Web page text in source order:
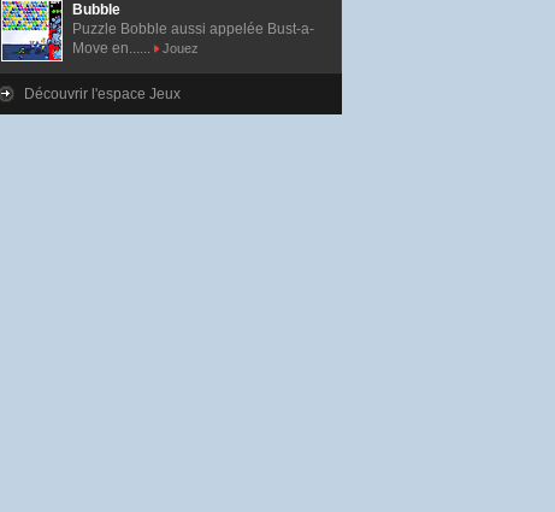
Bubble
Puzzle Bobble aussi appelée Bust-a-
Move en......
Jouez
Découvrir l'espace Jeux